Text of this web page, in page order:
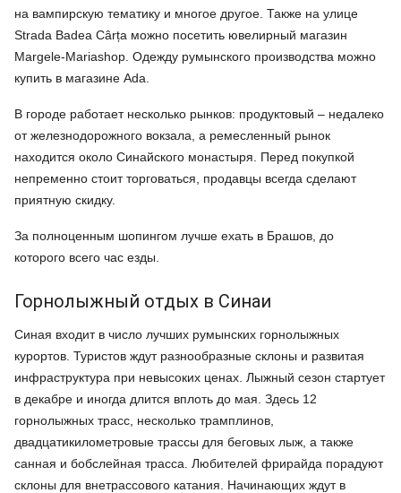
на вампирскую тематику и многое другое. Также на улице
Strada Badea Cârța можно посетить ювелирный магазин
Margele-Mariashop. Одежду румынского производства можно
купить в магазине Ada.
В городе работает несколько рынков: продуктовый – недалеко
от железнодорожного вокзала, а ремесленный рынок
находится около Синайского монастыря. Перед покупкой
непременно стоит торговаться, продавцы всегда сделают
приятную скидку.
За полноценным шопингом лучше ехать в Брашов, до
которого всего час езды.
Горнолыжный отдых в Синаи
Синая входит в число лучших румынских горнолыжных
курортов. Туристов ждут разнообразные склоны и развитая
инфраструктура при невысоких ценах. Лыжный сезон стартует
в декабре и иногда длится вплоть до мая. Здесь 12
горнолыжных трасс, несколько трамплинов,
двадцатикилометровые трассы для беговых лыж, а также
санная и бобслейная трасса. Любителей фрирайда порадуют
склоны для внетрассового катания. Начинающих ждут в